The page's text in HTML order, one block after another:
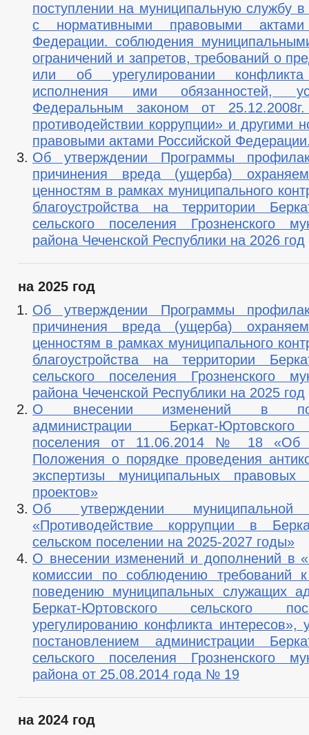
поступлении на муниципальную службу в
с нормативными правовыми актами
Федерации. соблюдения
ограничений и запретов, требований о
или об урегулировании конфликта
исполнения ими обязанностей,
Федеральным законом от
противодействии коррупции» и другими
правовыми актами Российской
Об утверждении Программы
причинения вреда (ущерба)
ценностям в рамках муниципального
благоустройства на территории
сельского поселения Грозненского
района Чеченской Республики на 2026 год
на 2025 год
Об утверждении Программы
причинения вреда (ущерба)
ценностям в рамках муниципального
благоустройства на территории
сельского поселения Грозненского
района Чеченской Республики на 2025 год
О внесении изменений в
администрации Беркат-
поселения от 11.06.2014 № 18 «Об
Положения о порядке проведения
экспертизы муниципальных
проектов»
Об утверждении муниципальной
«Противодействие коррупции в
сельском поселении на 2025-2027 годы»
О внесении изменений и дополнений в
комиссии по соблюдению требований
поведению муниципальных служащих
Беркат-Юртовского сельского
урегулированию конфликта интересов»,
постановлением администрации
сельского поселения Грозненского
района от 25.08.2014 года № 19
на 2024 год